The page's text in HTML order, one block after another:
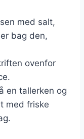
med salt,
bag den,
ovenfor
en tallerken og
med friske